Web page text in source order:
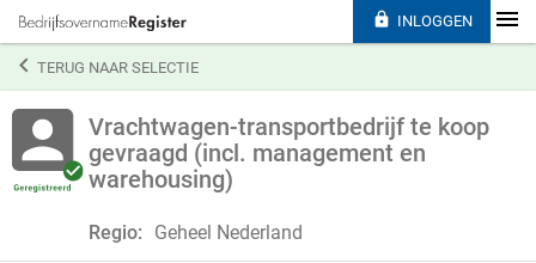
TERUG NAAR SELECTIE
Vrachtwagen-transportbedrijf te koop
gevraagd (incl. management en
warehousing)
Regio: Geheel Nederland
 INLOGGEN